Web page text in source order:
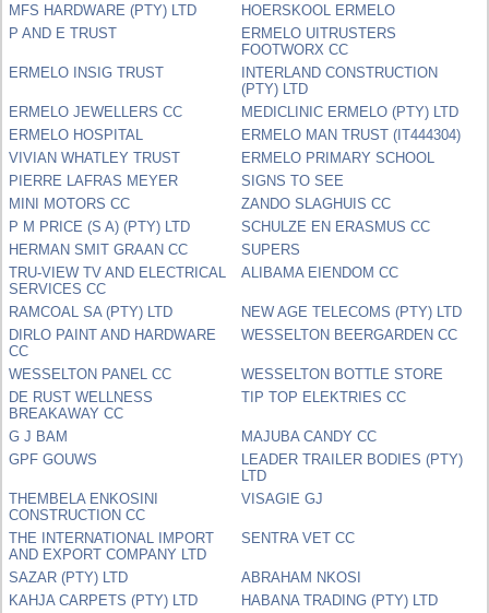
MFS HARDWARE (PTY) LTD
HOERSKOOL ERMELO
P AND E TRUST
ERMELO UITRUSTERS
FOOTWORX CC
ERMELO INSIG TRUST
INTERLAND CONSTRUCTION
(PTY) LTD
ERMELO JEWELLERS CC
MEDICLINIC ERMELO (PTY) LTD
ERMELO HOSPITAL
ERMELO MAN TRUST (IT444304)
VIVIAN WHATLEY TRUST
ERMELO PRIMARY SCHOOL
PIERRE LAFRAS MEYER
SIGNS TO SEE
MINI MOTORS CC
ZANDO SLAGHUIS CC
P M PRICE (S A) (PTY) LTD
SCHULZE EN ERASMUS CC
HERMAN SMIT GRAAN CC
SUPERS
TRU-VIEW TV AND ELECTRICAL
SERVICES CC
ALIBAMA EIENDOM CC
RAMCOAL SA (PTY) LTD
NEW AGE TELECOMS (PTY) LTD
DIRLO PAINT AND HARDWARE
CC
WESSELTON BEERGARDEN CC
WESSELTON PANEL CC
WESSELTON BOTTLE STORE
DE RUST WELLNESS
BREAKAWAY CC
TIP TOP ELEKTRIES CC
G J BAM
MAJUBA CANDY CC
GPF GOUWS
LEADER TRAILER BODIES (PTY)
LTD
THEMBELA ENKOSINI
CONSTRUCTION CC
VISAGIE GJ
THE INTERNATIONAL IMPORT
AND EXPORT COMPANY LTD
SENTRA VET CC
SAZAR (PTY) LTD
ABRAHAM NKOSI
KAHJA CARPETS (PTY) LTD
HABANA TRADING (PTY) LTD